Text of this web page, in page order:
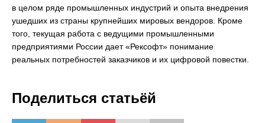
в целом ряде промышленных индустрий и опыта внедрения
ушедших из страны крупнейших мировых вендоров. Кроме
того, текущая работа с ведущими промышленными
предприятиями России дает «Рексофт» понимание
реальных потребностей заказчиков и их цифровой повестки.
Поделиться статьёй